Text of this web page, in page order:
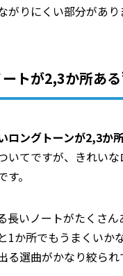
りにくい部分があり
トが2,3か所ある
ロングトーンが2,3か
いてですが、きれい
。
長いノートがたくさん
1か所でもうまくいか
る選曲がかなり絞ら